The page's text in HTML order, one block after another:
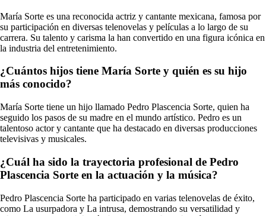
María Sorte es una reconocida actriz y cantante mexicana, famosa por
su participación en diversas telenovelas y películas a lo largo de su
carrera. Su talento y carisma la han convertido en una figura icónica en
la industria del entretenimiento.
¿Cuántos hijos tiene María Sorte y quién es su hijo
más conocido?
María Sorte tiene un hijo llamado Pedro Plascencia Sorte, quien ha
seguido los pasos de su madre en el mundo artístico. Pedro es un
talentoso actor y cantante que ha destacado en diversas producciones
televisivas y musicales.
¿Cuál ha sido la trayectoria profesional de Pedro
Plascencia Sorte en la actuación y la música?
Pedro Plascencia Sorte ha participado en varias telenovelas de éxito,
como La usurpadora y La intrusa, demostrando su versatilidad y